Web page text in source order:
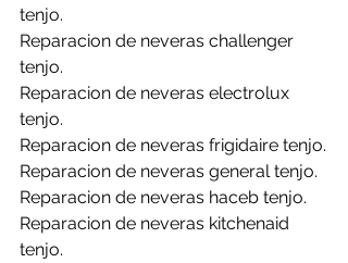
tenjo.
Reparacion de neveras challenger
tenjo.
Reparacion de neveras electrolux
tenjo.
Reparacion de neveras frigidaire tenjo.
Reparacion de neveras general tenjo.
Reparacion de neveras haceb tenjo.
Reparacion de neveras kitchenaid
tenjo.